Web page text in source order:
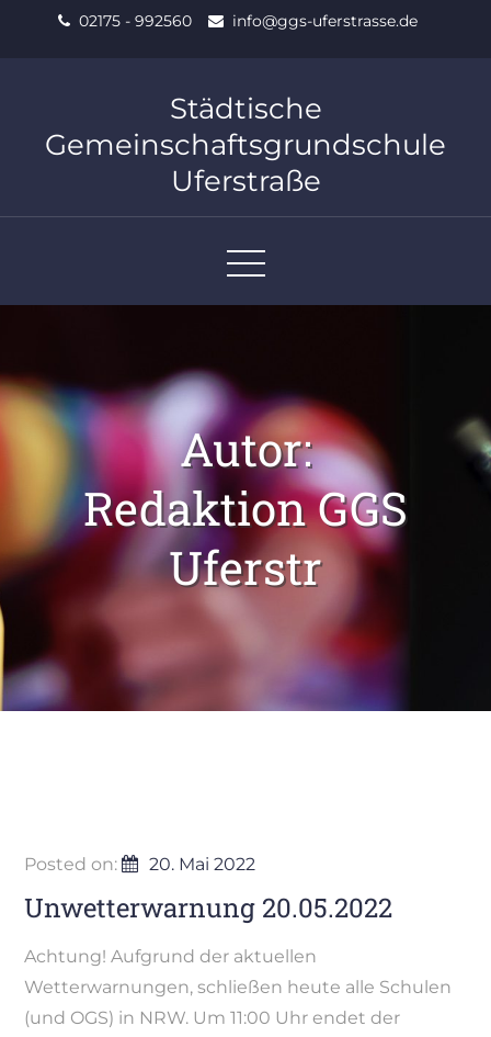
02175 - 992560 info@ggs-uferstrasse.de
Städtische
Gemeinschaftsgrundschule
Uferstraße
Autor:
Redaktion GGS
Uferstr
Posted on: 20. Mai 2022
Unwetterwarnung 20.05.2022
Achtung! Aufgrund der aktuellen
Wetterwarnungen, schließen heute alle Schulen
(und OGS) in NRW. Um 11:00 Uhr endet der